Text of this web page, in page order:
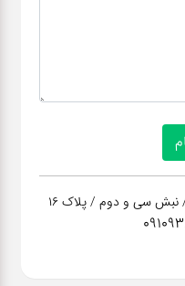
نبش سی و دوم / پلاک 16